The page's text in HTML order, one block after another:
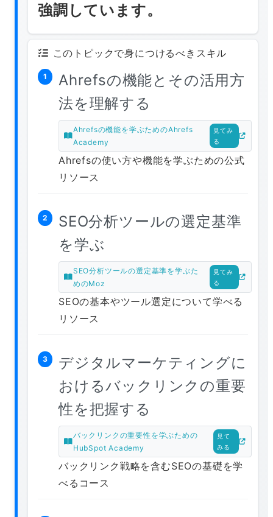
強調しています。
このトピックで身につけるべきスキル
1
Ahrefsの機能とその活用方
法を理解する
Ahrefsの機能を学ぶためのAhrefs
Academy
見てみ
る
Ahrefsの使い方や機能を学ぶための公式
リソース
2
SEO分析ツールの選定基準
を学ぶ
SEO分析ツールの選定基準を学ぶた
めのMoz
見てみ
る
SEOの基本やツール選定について学べる
リソース
3
デジタルマーケティングに
おけるバックリンクの重要
性を把握する
バックリンクの重要性を学ぶための
HubSpot Academy
見て
みる
バックリンク戦略を含むSEOの基礎を学
べるコース